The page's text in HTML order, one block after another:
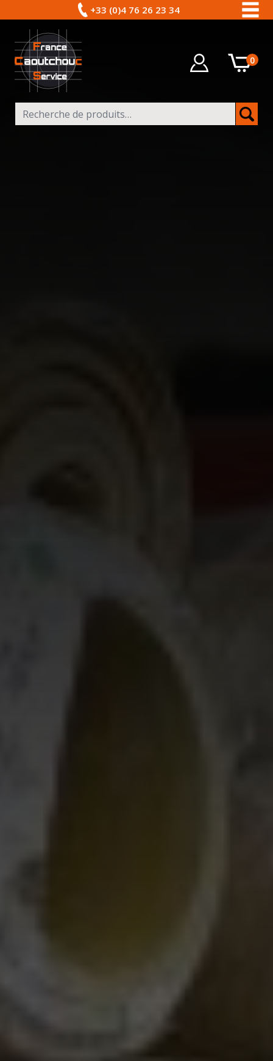
+33 (0)4 76 26 23 34
0
Recherche pour :